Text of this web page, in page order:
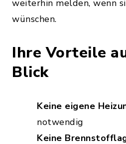
weiterhin melden, wenn
wünschen.
Ihre Vorteile
Blick
Keine eigene
notwendig
Keine